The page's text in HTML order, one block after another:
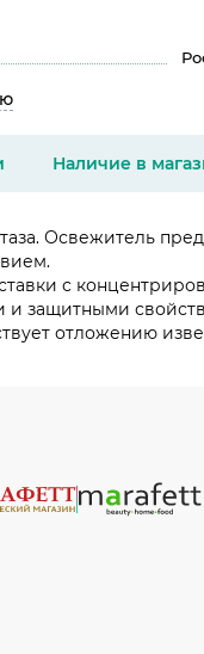
Наличие в
Освежитель
с
защитными
отложению